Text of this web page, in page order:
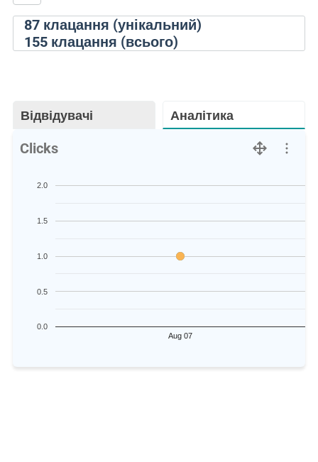
87клацання (унікальний)
155клацання (всього)
Відвідувачі Аналітика
Clicks
Aug 07
0.0
0.5
1.0
1.5
2.0